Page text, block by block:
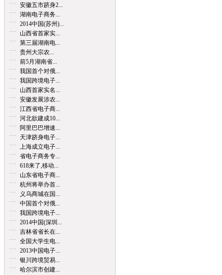
安徽五市跻身2...
湖南电子商务...
2014中国(苏州)...
山西省首家实...
第三届湖南电...
贵州大宗农...
前5月湖南省...
我国首个对俄...
我国跨境电子...
山西首家实名...
安徽发展涉农...
江西省电子商...
河北欲建成10...
阿里巴巴增速...
天津跻身电子...
上海成立电子...
省电子商务专...
618来了,移动...
山东省电子商...
杭州将举办首...
义乌商城在国...
中国首个对俄...
我国跨境电子...
2014中国(深圳...
吉林省省长在...
全国大学生电...
2013中国电子...
银川跨境贸易...
哈尔滨市创建...